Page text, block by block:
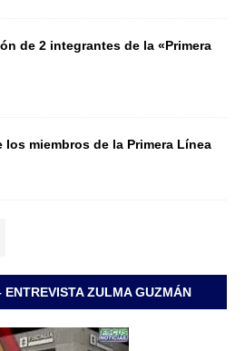
de 2 integrantes de la «Primera
miembros de la Primera Línea
ZULMA GUZMÁN